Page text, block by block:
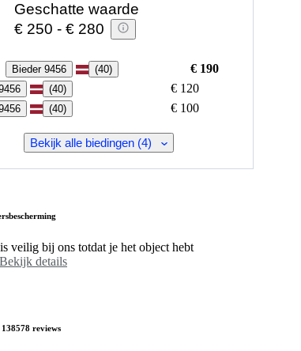
Geschatte waarde
€ 250 - € 280
Bieder 9456 (40) € 190
(40) € 120
(40) € 100
Bekijk alle biedingen (4)
veilig bij ons totdat je het object hebt
Bekijk details
reviews